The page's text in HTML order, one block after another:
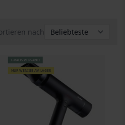
nach
GRATIS VERSAND
NUR WENIGE AM LAGER